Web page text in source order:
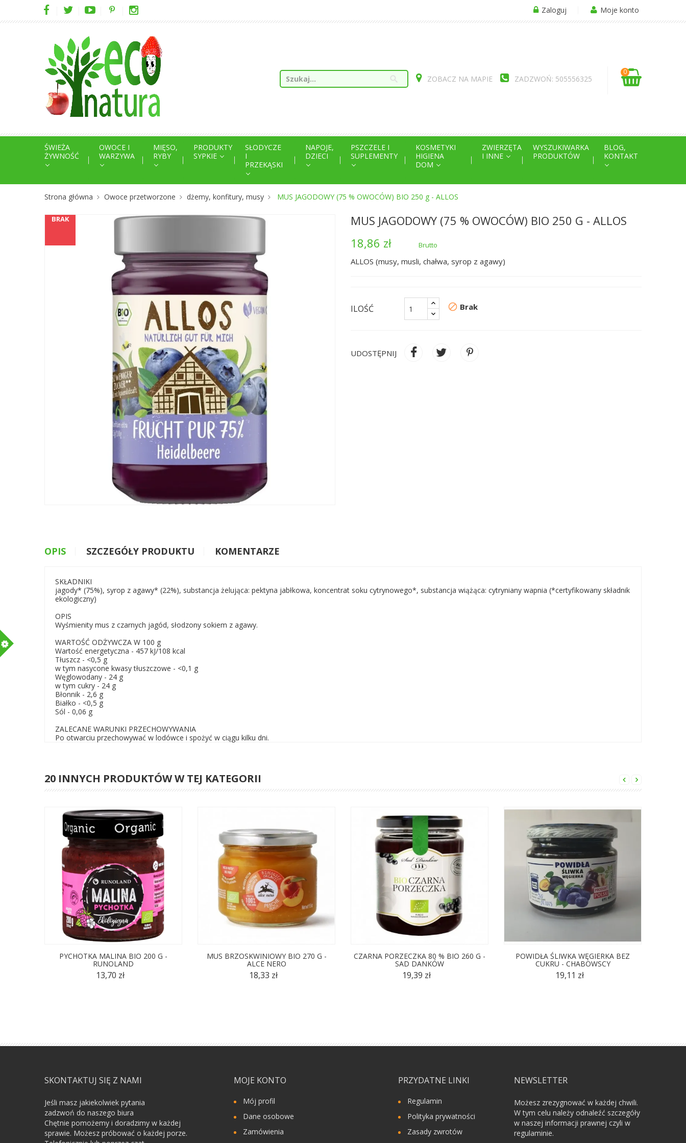
Zaloguj Moje konto
search ZOBACZ NA MAPIE ZADZWOŃ: 505556325
0
ŚWIEŻA
ŻYWNOŚĆ
OWOCE I
WARZYWA
MIĘSO,
RYBY
PRODUKTY
SYPKIE
SŁODYCZE
I
PRZEKĄSKI
NAPOJE,
DZIECI
PSZCZELE I
SUPLEMENTY
KOSMETYKI
HIGIENA
DOM
ZWIERZĘTA
I INNE
WYSZUKIWARKA
PRODUKTÓW
BLOG,
KONTAKT
Strona główna Owoce przetworzone dżemy, konfitury, musy MUS JAGODOWY (75 % OWOCÓW) BIO 250 g - ALLOS
BRAK
MUS JAGODOWY (75 % OWOCÓW) BIO 250 G - ALLOS
18,86 zł
Brutto
ALLOS (musy, musli, chałwa, syrop z agawy)
ILOŚĆ block Brak
UDOSTĘPNIJ
OPIS SZCZEGÓŁY PRODUKTU KOMENTARZE
SKŁADNIKI
jagody* (75%), syrop z agawy* (22%), substancja żelująca: pektyna jabłkowa, koncentrat soku cytrynowego*, substancja wiążąca: cytryniany wapnia (*certyfikowany składnik
ekologiczny)
OPIS
Wyśmienity mus z czarnych jagód, słodzony sokiem z agawy.
WARTOŚĆ ODŻYWCZA W 100 g
Wartość energetyczna - 457 kJ/108 kcal
Tłuszcz - <0,5 g
w tym nasycone kwasy tłuszczowe - <0,1 g
Węglowodany - 24 g
w tym cukry - 24 g
Błonnik - 2,6 g
Białko - <0,5 g
Sól - 0,06 g
ZALECANE WARUNKI PRZECHOWYWANIA
Po otwarciu przechowywać w lodówce i spożyć w ciągu kilku dni.
20 INNYCH PRODUKTÓW W TEJ KATEGORII
PYCHOTKA MALINA BIO 200 G -
RUNOLAND
13,70 zł
MUS BRZOSKWINIOWY BIO 270 G -
ALCE NERO
18,33 zł
CZARNA PORZECZKA 80 % BIO 260 G -
SAD DANKÓW
19,39 zł
POWIDŁA ŚLIWKA WĘGIERKA BEZ
CUKRU - CHABOWSCY
19,11 zł
SKONTAKTUJ SIĘ Z NAMI
Jeśli masz jakiekolwiek pytania
zadzwoń do naszego biura
Chętnie pomożemy i doradzimy w każdej
sprawie. Możesz próbować o każdej porze.
MOJE KONTO
Mój profil
Dane osobowe
Zamówienia
PRZYDATNE LINKI
Regulamin
Polityka prywatności
Zasady zwrotów
NEWSLETTER
Możesz zrezygnować w każdej chwili.
W tym celu należy odnaleźć szczegóły
w naszej informacji prawnej czyli w
regulaminie.